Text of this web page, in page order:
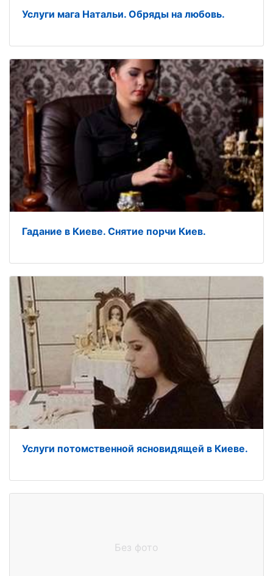
Услуги мага Натальи. Обряды на любовь.
Гадание в Киеве. Снятие порчи Киев.
Услуги потомственной ясновидящей в Киеве.
Без фото